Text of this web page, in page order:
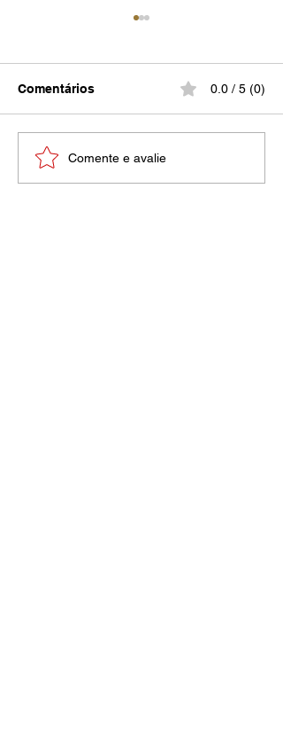
Uma dor inimaginável
Comentários 0.0 / 5 (0)
Comente e avalie